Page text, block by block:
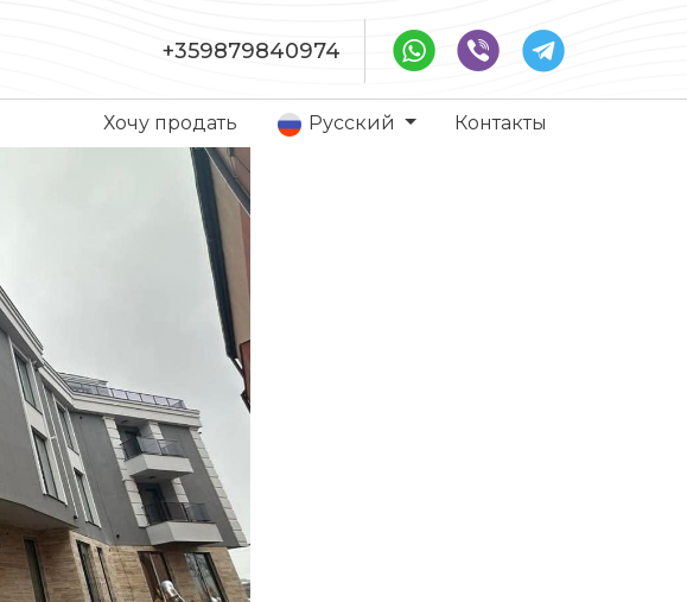
+359879840974
Хочу продать Русский Контакты